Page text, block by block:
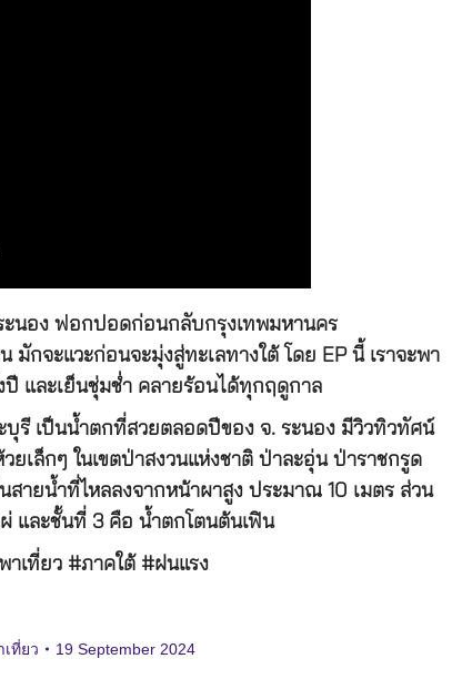
นอง ฟอกปอดก่อนกลับกรุงเทพมหานคร
กจะแวะก่อนจะมุ่งสู่ทะเลทางใต้ โดย EP นี้ เราจะพา
และเย็นชุ่มช่ำ คลายร้อนได้ทุกฤดูกาล
รี เป็นน้ำตกที่สวยตลอดปีของ จ. ระนอง มีวิวทิวทัศน์
เล็กๆ ในเขตป่าสงวนแห่งชาติ ป่าละอุ่น ป่าราชกรูด
ยน้ำที่ไหลลงจากหน้าผาสูง ประมาณ 10 เมตร ส่วน
และชั้นที่ 3 คือ น้ำตกโตนต้นเฟิน
เที่ยว #ภาคใต้ #ฝนแรง
ที่ยว 19 September 2024